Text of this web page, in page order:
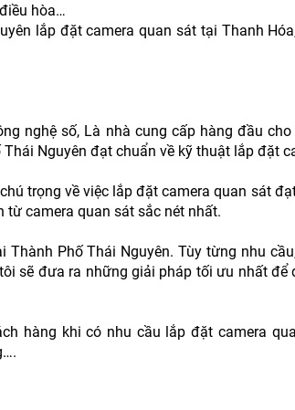
hòa…
lắp đặt camera quan sát tại Thanh
nghệ số, Là nhà cung cấp hàng đầu
Nguyên đạt chuẩn về kỹ thuật lắp đặt
trọng về việc lắp đặt camera quan sát
camera quan sát sắc nét nhất.
Phố Thái Nguyên. Tùy từng nhu
sẽ đưa ra những giải pháp tối ưu nhất để
hàng khi có nhu cầu lắp đặt camera